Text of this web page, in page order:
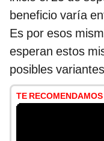
beneficio varía
Es por esos
esperan estos
posibles
TE RECOMENDAMOS